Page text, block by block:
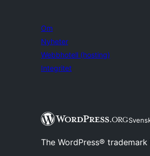
Om
Nyheter
Webbhotell (hosting)
Integritet
The WordPress®